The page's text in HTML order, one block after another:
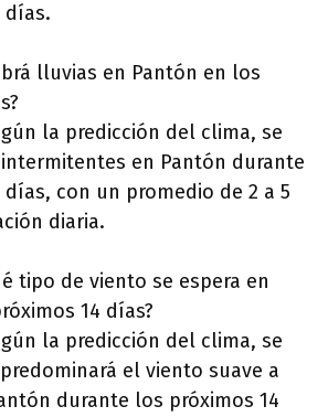
días.
lluvias en Pantón en los
la predicción del clima, se
en Pantón durante
con un promedio de 2 a 5
diaria.
tipo de viento se espera en
14 días?
la predicción del clima, se
el viento suave a
durante los próximos 14